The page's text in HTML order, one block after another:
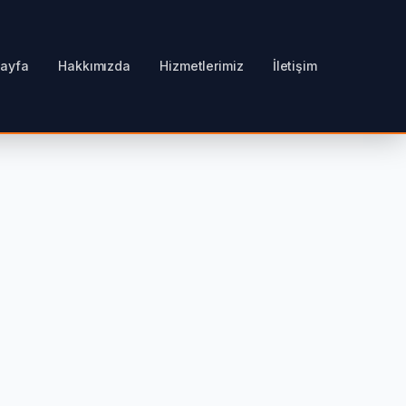
Hakkımızda Hizmetlerimiz İletişim